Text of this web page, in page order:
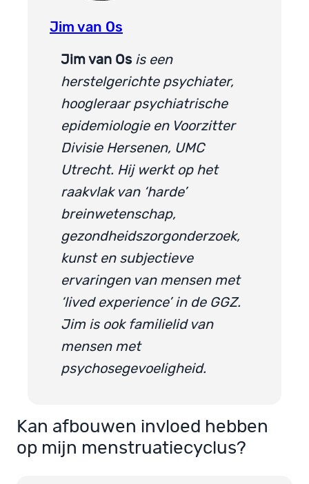
Jim van Os
Jim van Os is een
herstelgerichte psychiater,
hoogleraar psychiatrische
epidemiologie en Voorzitter
Divisie Hersenen, UMC
Utrecht. Hij werkt op het
raakvlak van ‘harde’
breinwetenschap,
gezondheidszorgonderzoek,
kunst en subjectieve
ervaringen van mensen met
‘lived experience’ in de GGZ.
Jim is ook familielid van
mensen met
psychosegevoeligheid.
Kan afbouwen invloed hebben
op mijn menstruatiecyclus?